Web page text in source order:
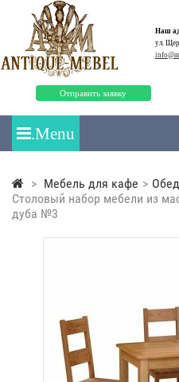
Наш
ул.
Отправить заявку
> Мебель для кафе >
Столовый набор мебели из
дуба №3